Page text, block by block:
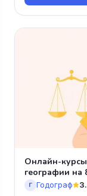
Онлайн-
географии на
Г Годограф